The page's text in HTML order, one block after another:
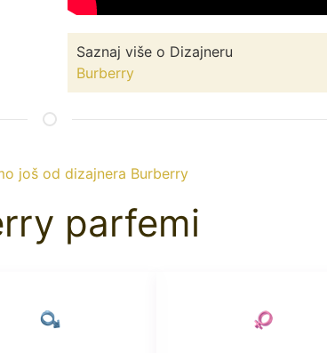
Saznaj više o Dizajneru
Burberry
još od dizajnera Burberry
parfemi